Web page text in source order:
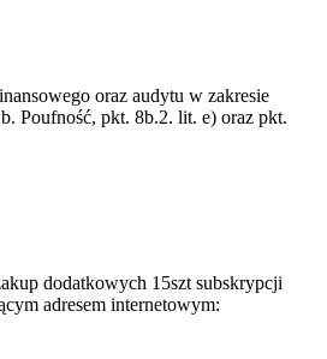
oraz audytu w zakresie
Poufność, pkt. 8b.2. lit. e) oraz pkt.
dodatkowych 15szt subskrypcji
adresem internetowym: